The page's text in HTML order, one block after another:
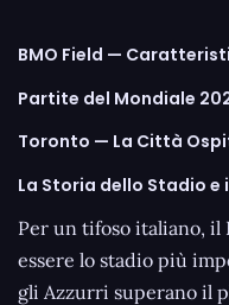
BMO Field —
Partite del Mondiale
Toronto — La Città
La Storia dello Stadio e
Per un tifoso italiano, il
essere lo stadio più
gli Azzurri superano il